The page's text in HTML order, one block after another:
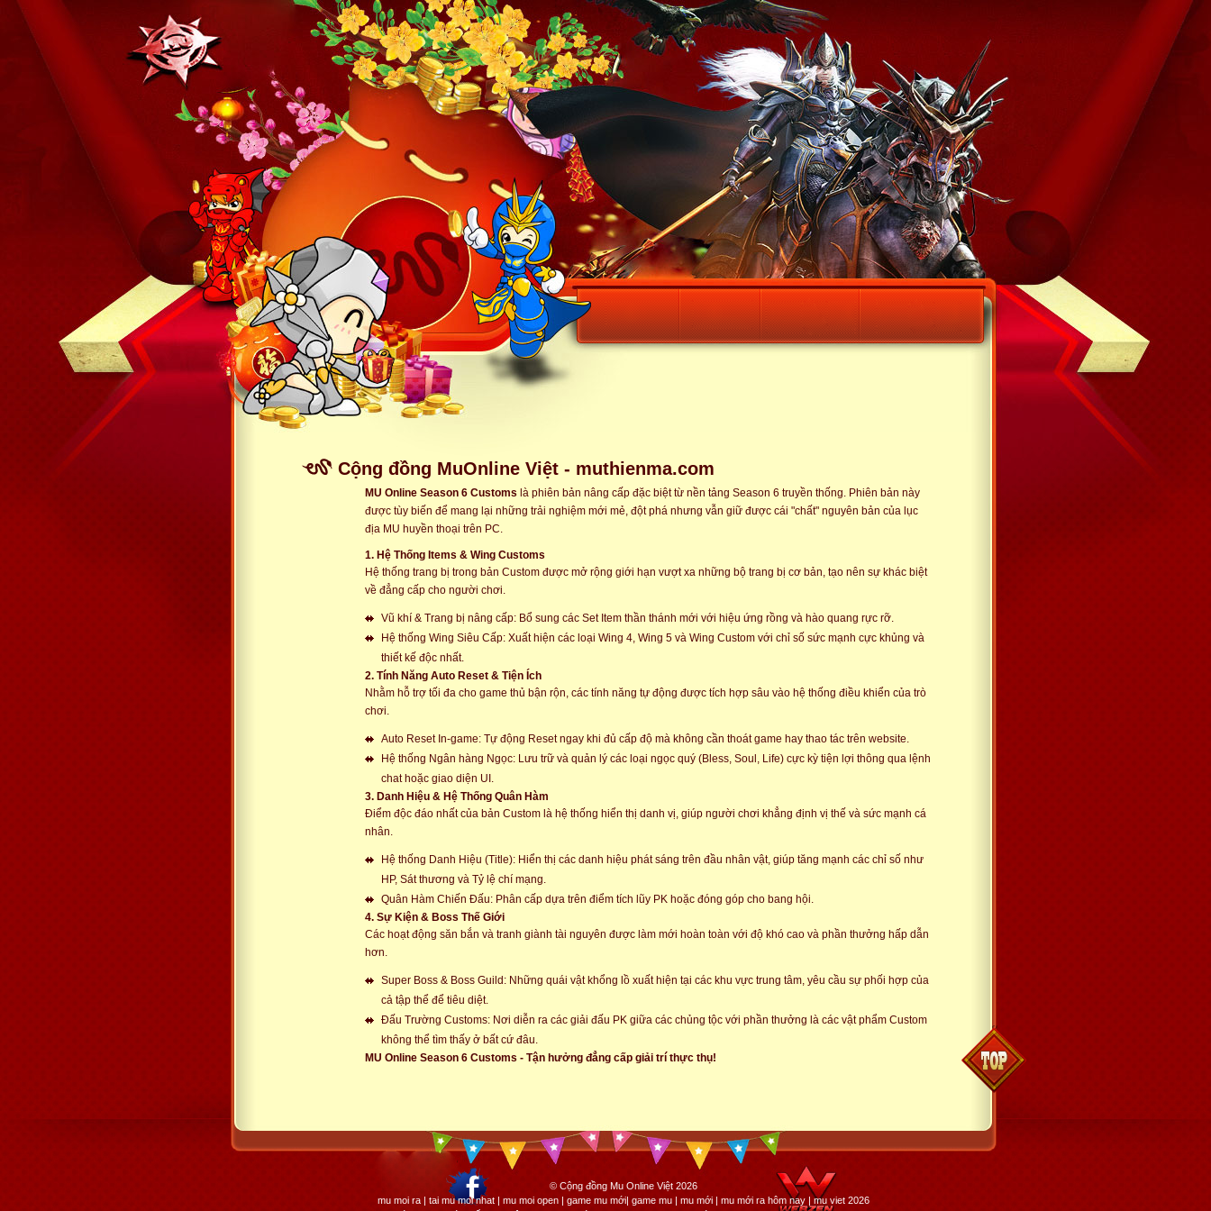
Cộng đồng MuOnline Việt - muthienma.com
MU Online Season 6 Customs là phiên bản nâng cấp đặc biệt từ nền tảng Season 6 truyền thống. Phiên bản này
được tùy biến để mang lại những trải nghiệm mới mẻ, đột phá nhưng vẫn giữ được cái "chất" nguyên bản của lục
địa MU huyền thoại trên PC.
1. Hệ Thống Items & Wing Customs
Hệ thống trang bị trong bản Custom được mở rộng giới hạn vượt xa những bộ trang bị cơ bản, tạo nên sự khác biệt
về đẳng cấp cho người chơi.
Vũ khí & Trang bị nâng cấp: Bổ sung các Set Item thần thánh mới với hiệu ứng rồng và hào quang rực rỡ.
Hệ thống Wing Siêu Cấp: Xuất hiện các loại Wing 4, Wing 5 và Wing Custom với chỉ số sức mạnh cực khủng và
thiết kế độc nhất.
2. Tính Năng Auto Reset & Tiện Ích
Nhằm hỗ trợ tối đa cho game thủ bận rộn, các tính năng tự động được tích hợp sâu vào hệ thống điều khiển của trò
chơi.
Auto Reset In-game: Tự động Reset ngay khi đủ cấp độ mà không cần thoát game hay thao tác trên website.
Hệ thống Ngân hàng Ngọc: Lưu trữ và quản lý các loại ngọc quý (Bless, Soul, Life) cực kỳ tiện lợi thông qua lệnh
chat hoặc giao diện UI.
3. Danh Hiệu & Hệ Thống Quân Hàm
Điểm độc đáo nhất của bản Custom là hệ thống hiển thị danh vị, giúp người chơi khẳng định vị thế và sức mạnh cá
nhân.
Hệ thống Danh Hiệu (Title): Hiển thị các danh hiệu phát sáng trên đầu nhân vật, giúp tăng mạnh các chỉ số như
HP, Sát thương và Tỷ lệ chí mạng.
Quân Hàm Chiến Đấu: Phân cấp dựa trên điểm tích lũy PK hoặc đóng góp cho bang hội.
4. Sự Kiện & Boss Thế Giới
Các hoạt động săn bắn và tranh giành tài nguyên được làm mới hoàn toàn với độ khó cao và phần thưởng hấp dẫn
hơn.
Super Boss & Boss Guild: Những quái vật khổng lồ xuất hiện tại các khu vực trung tâm, yêu cầu sự phối hợp của
cả tập thể để tiêu diệt.
Đấu Trường Customs: Nơi diễn ra các giải đấu PK giữa các chủng tộc với phần thưởng là các vật phẩm Custom
không thể tìm thấy ở bất cứ đâu.
MU Online Season 6 Customs - Tận hưởng đẳng cấp giải trí thực thụ!
© Cộng đồng Mu Online Việt 2026
mu moi ra | tai mu moi nhat | mu moi open | game mu mới| game mu | mu mới | mu mới ra hôm nay | mu viet 2026